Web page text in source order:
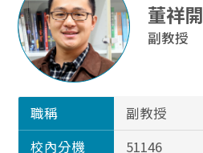
董祥開
副教授
職稱
副教授
校內分機
51146